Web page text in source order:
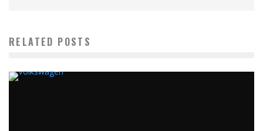
RELATED POSTS